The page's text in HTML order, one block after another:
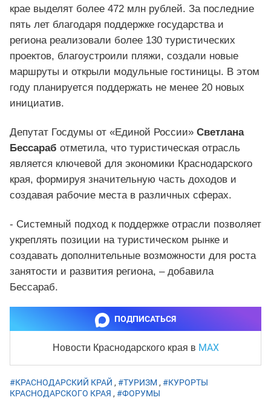
крае выделят более 472 млн рублей. За последние
пять лет благодаря поддержке государства и
региона реализовали более 130 туристических
проектов, благоустроили пляжи, создали новые
маршруты и открыли модульные гостиницы. В этом
году планируется поддержать не менее 20 новых
инициатив.
Депутат Госдумы от «Единой России» Светлана
Бессараб отметила, что туристическая отрасль
является ключевой для экономики Краснодарского
края, формируя значительную часть доходов и
создавая рабочие места в различных сферах.
- Системный подход к поддержке отрасли позволяет
укреплять позиции на туристическом рынке и
создавать дополнительные возможности для роста
занятости и развития региона, – добавила
Бессараб.
ПОДПИСАТЬСЯ
Новости Краснодарского края в MAX
#КРАСНОДАРСКИЙ КРАЙ , #ТУРИЗМ , #КУРОРТЫ
КРАСНОДАРСКОГО КРАЯ , #ФОРУМЫ